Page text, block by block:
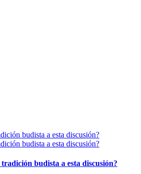
budista a esta discusión?